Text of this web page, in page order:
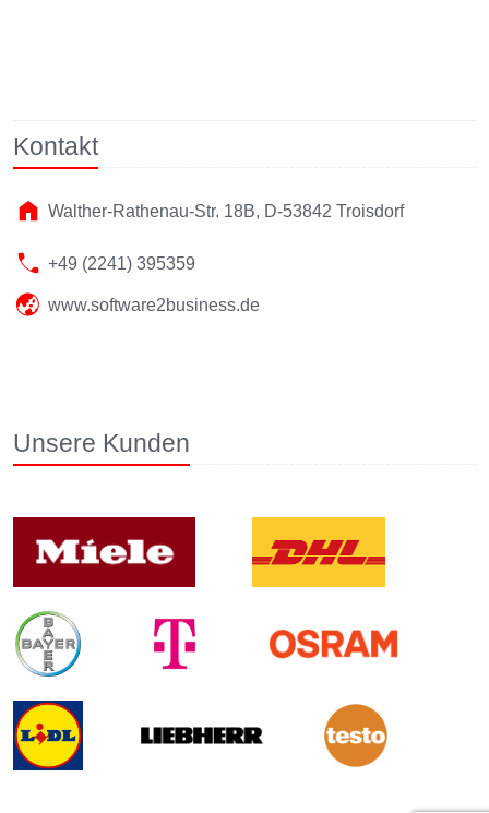
Kontakt
Walther-Rathenau-Str. 18B, D-53842 Troisdorf
+49 (2241) 395359
www.software2business.de
Unsere Kunden